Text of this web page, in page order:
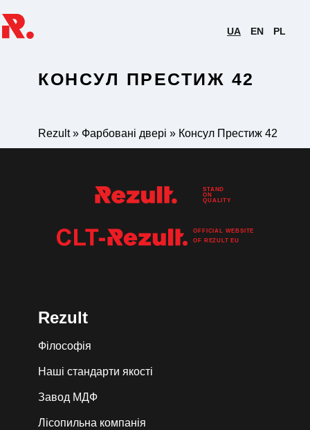
UA EN PL
КОНСУЛ ПРЕСТИЖ 42
Rezult» Фарбовані двері » Консул Престиж 42
STAND
ON
QUALITY
OFFICIAL WEBSITE
OF REZULT EU
Rezult
Філософія
Наші стандарти якості
Завод МДФ
Лiсопильна компанія